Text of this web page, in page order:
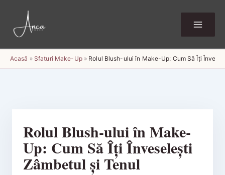
content
Acasă » Sfaturi Make-Up» Rolul Blush-ului în Make-Up: Cum Să Îți
Rolul Blush-ului în Make-
Up: Cum Să Îți Înveselești
Zâmbetul și Tenul